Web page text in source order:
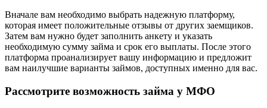
Вначале вам необходимо выбрать надежную платформу,
которая имеет положительные отзывы от других заемщиков.
Затем вам нужно будет заполнить анкету и указать
необходимую сумму займа и срок его выплаты. После этого
платформа проанализирует вашу информацию и предложит
вам наилучшие варианты займов, доступных именно для вас.
Рассмотрите возможность займа у МФО